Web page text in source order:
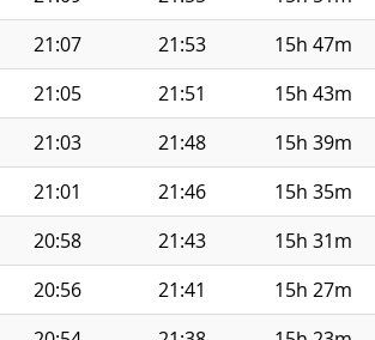
21:07 21:53
15h 47m
21:05 21:51
15h 43m
21:03 21:48
15h 39m
21:01 21:46
15h 35m
20:58 21:43
15h 31m
20:56 21:41
15h 27m